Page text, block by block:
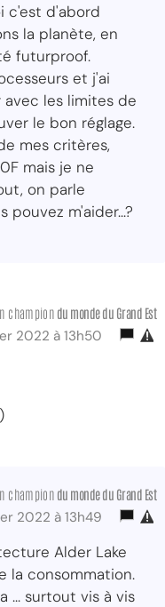
c'est d'abord
la planète, en
futurproof.
et j'ai
les limites de
le bon réglage.
mes critères,
mais je ne
on parle
pouvez m'aider...?
champion du monde du Grand Est
2022 à 13h50
champion du monde du Grand Est
2022 à 13h49
Alder Lake
la consommation.
... surtout vis à vis